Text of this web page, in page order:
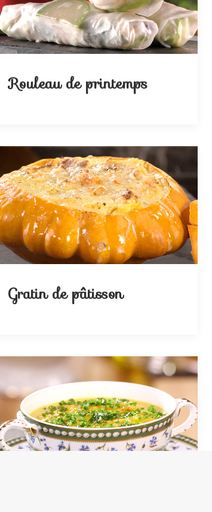
Rouleau de printemps
Gratin de pâtisson